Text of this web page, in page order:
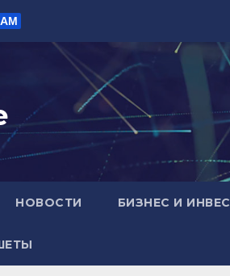
НОВОСТИ БИЗНЕС И